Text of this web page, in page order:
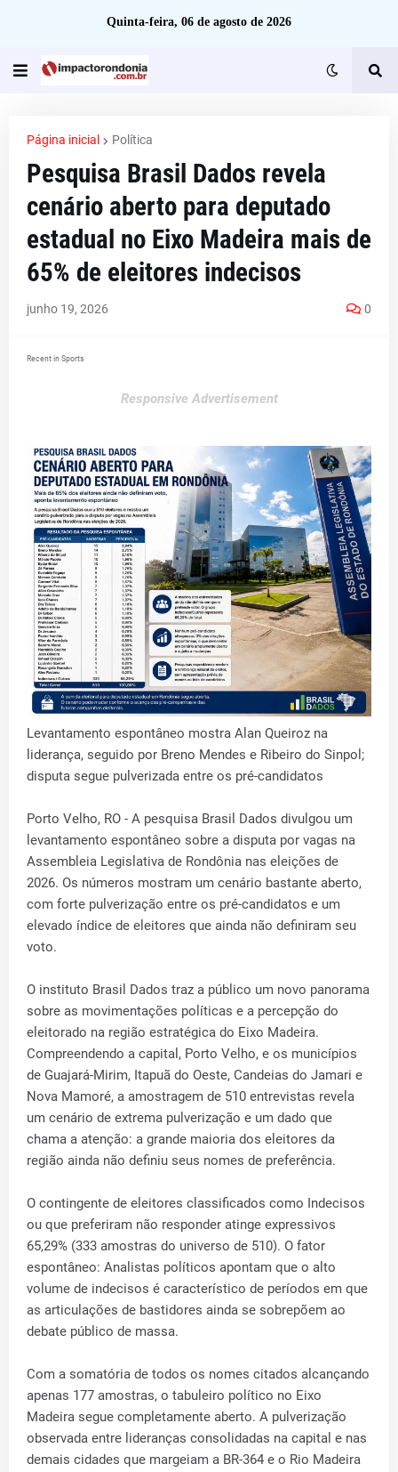
Quinta-feira, 06 de agosto de 2026
Página inicial Política
Pesquisa Brasil Dados revela
cenário aberto para deputado
estadual no Eixo Madeira mais de
65% de eleitores indecisos
junho 19, 2026 0
Recent in Sports
Responsive Advertisement
Levantamento espontâneo mostra Alan Queiroz na
liderança, seguido por Breno Mendes e Ribeiro do Sinpol;
disputa segue pulverizada entre os pré-candidatos
Porto Velho, RO - A pesquisa Brasil Dados divulgou um
levantamento espontâneo sobre a disputa por vagas na
Assembleia Legislativa de Rondônia nas eleições de
2026. Os números mostram um cenário bastante aberto,
com forte pulverização entre os pré-candidatos e um
elevado índice de eleitores que ainda não definiram seu
voto.
O instituto Brasil Dados traz a público um novo panorama
sobre as movimentações políticas e a percepção do
eleitorado na região estratégica do Eixo Madeira.
Compreendendo a capital, Porto Velho, e os municípios
de Guajará-Mirim, Itapuã do Oeste, Candeias do Jamari e
Nova Mamoré, a amostragem de 510 entrevistas revela
um cenário de extrema pulverização e um dado que
chama a atenção: a grande maioria dos eleitores da
região ainda não definiu seus nomes de preferência.
O contingente de eleitores classificados como Indecisos
ou que preferiram não responder atinge expressivos
65,29% (333 amostras do universo de 510). O fator
espontâneo: Analistas políticos apontam que o alto
volume de indecisos é característico de períodos em que
as articulações de bastidores ainda se sobrepõem ao
debate público de massa.
Com a somatória de todos os nomes citados alcançando
apenas 177 amostras, o tabuleiro político no Eixo
Madeira segue completamente aberto. A pulverização
observada entre lideranças consolidadas na capital e nas
demais cidades que margeiam a BR-364 e o Rio Madeira